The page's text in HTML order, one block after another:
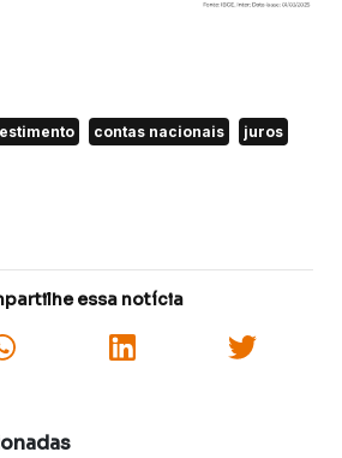
contas nacionais juros
essa notícia